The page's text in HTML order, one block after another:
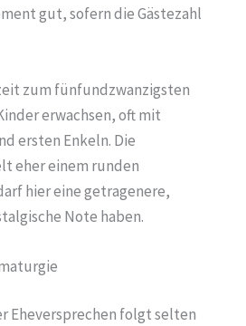
gut, sofern die Gästezahl
zum fünfundzwanzigsten
erwachsen, oft mit
ersten Enkeln. Die
eher einem runden
hier eine getragenere,
Note haben.
Eheversprechen folgt selten